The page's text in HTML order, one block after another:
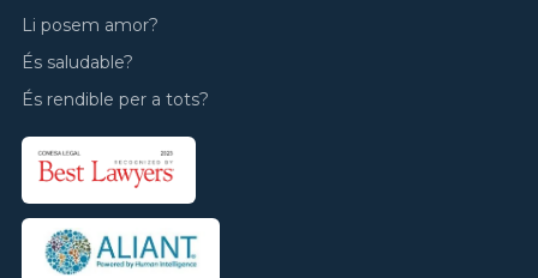
Li posem amor?
És saludable?
És rendible per a tots?